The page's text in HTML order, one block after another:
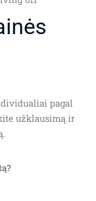
pagal
užklausimą ir